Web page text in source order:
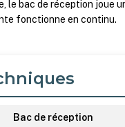
le bac de réception joue
fonctionne en continu.
Bac de réception